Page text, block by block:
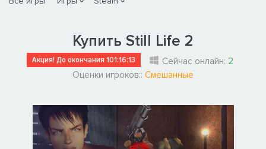
Купить Still Life 2
Акция! До окончания101:16:12 Сейчас онлайн: 2
Оценки игроков:: Смешанные